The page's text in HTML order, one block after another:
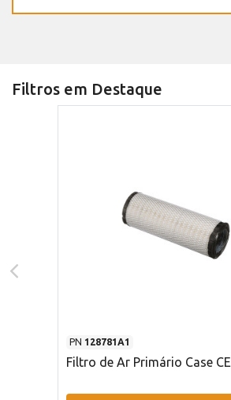
Filtros em Destaque
PN 128781A1
Filtro de Ar Primário Case CE